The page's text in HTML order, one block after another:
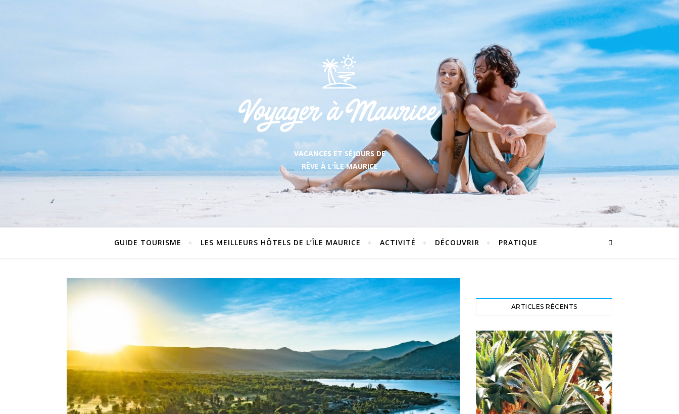
VACANCES ET SÉJOURS DE
RÊVE À L'ÎLE MAURICE
GUIDE TOURISME LES MEILLEURS HÔTELS DE L’ÎLE MAURICE ACTIVITÉ DÉCOUVRIR PRATIQUE
ARTICLES RÉCENTS